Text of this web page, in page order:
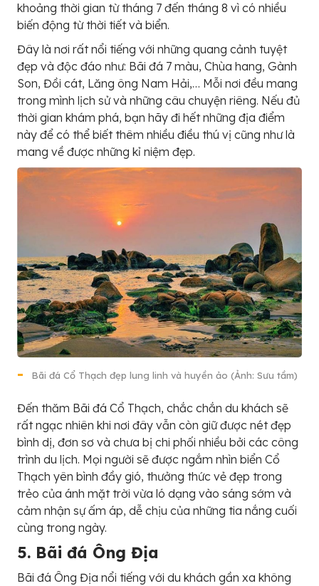
khoảng thời gian từ tháng 7 đến tháng 8 vì có nhiều
biến động từ thời tiết và biển.
Đây là nơi rất nổi tiếng với những quang cảnh tuyệt
đẹp và độc đáo như: Bãi đá 7 màu, Chùa hang, Gành
Son, Đồi cát, Lăng ông Nam Hải,… Mỗi nơi đều mang
trong mình lịch sử và những câu chuyện riêng. Nếu đủ
thời gian khám phá, bạn hãy đi hết những địa điểm
này để có thể biết thêm nhiều điều thú vị cũng như là
mang về được những kỉ niệm đẹp.
Bãi đá Cổ Thạch đẹp lung linh và huyền ảo (Ảnh: Sưu tầm)
Đến thăm Bãi đá Cổ Thạch, chắc chắn du khách sẽ
rất ngạc nhiên khi nơi đây vẫn còn giữ được nét đẹp
bình dị, đơn sơ và chưa bị chi phối nhiều bởi các công
trình du lịch. Mọi người sẽ được ngắm nhìn biển Cổ
Thạch yên bình đầy gió, thưởng thức vẻ đẹp trong
trẻo của ánh mặt trời vừa ló dạng vào sáng sớm và
cảm nhận sự ấm áp, dễ chịu của những tia nắng cuối
cùng trong ngày.
5. Bãi đá Ông Địa
Bãi đá Ông Địa nổi tiếng với du khách gần xa không